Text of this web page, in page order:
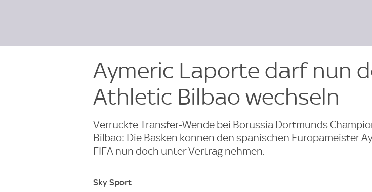
Aymeric Laporte darf nun
Athletic Bilbao wechseln
Verrückte Transfer-Wende bei Borussia Dortmunds
Bilbao: Die Basken können den spanischen Europameister
FIFA nun doch unter Vertrag nehmen.
Sky Sport